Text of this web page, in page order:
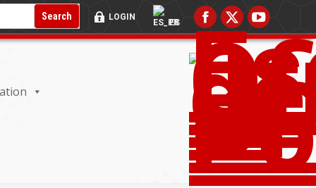
DEL BUSCADOR:BOTÓN DE BÚSQUEDA:
Search LOGIN
ES